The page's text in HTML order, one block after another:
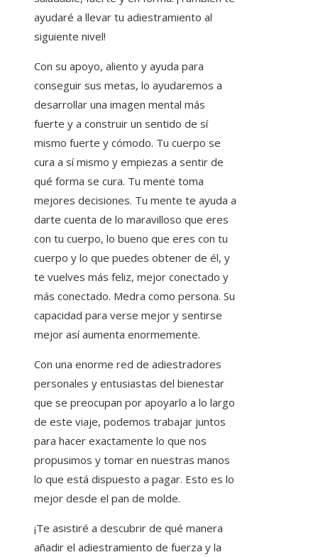
ayudaré a llevar tu adiestramiento al
siguiente nivel!
Con su apoyo, aliento y ayuda para
conseguir sus metas, lo ayudaremos a
desarrollar una imagen mental más
fuerte y a construir un sentido de sí
mismo fuerte y cómodo. Tu cuerpo se
cura a sí mismo y empiezas a sentir de
qué forma se cura. Tu mente toma
mejores decisiones. Tu mente te ayuda a
darte cuenta de lo maravilloso que eres
con tu cuerpo, lo bueno que eres con tu
cuerpo y lo que puedes obtener de él, y
te vuelves más feliz, mejor conectado y
más conectado. Medra como persona. Su
capacidad para verse mejor y sentirse
mejor así aumenta enormemente.
Con una enorme red de adiestradores
personales y entusiastas del bienestar
que se preocupan por apoyarlo a lo largo
de este viaje, podemos trabajar juntos
para hacer exactamente lo que nos
propusimos y tomar en nuestras manos
lo que está dispuesto a pagar. Esto es lo
mejor desde el pan de molde.
¡Te asistiré a descubrir de qué manera
añadir el adiestramiento de fuerza y ​​la